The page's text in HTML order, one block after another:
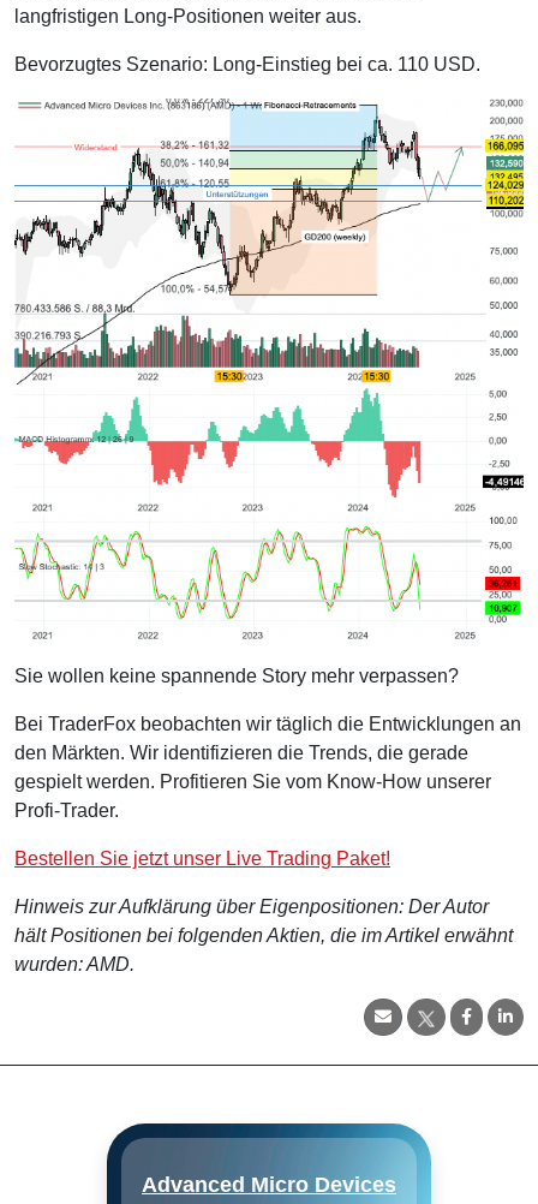
langfristigen Long-Positionen weiter aus.
Bevorzugtes Szenario: Long-Einstieg bei ca. 110 USD.
Sie wollen keine spannende Story mehr verpassen?
Bei TraderFox beobachten wir täglich die Entwicklungen an
den Märkten. Wir identifizieren die Trends, die gerade
gespielt werden. Profitieren Sie vom Know-How unserer
Profi-Trader.
Bestellen Sie jetzt unser Live Trading Paket!
Hinweis zur Aufklärung über Eigenpositionen: Der Autor
hält Positionen bei folgenden Aktien, die im Artikel erwähnt
wurden: AMD.
Advanced Micro Devices
entwickelt und produziert